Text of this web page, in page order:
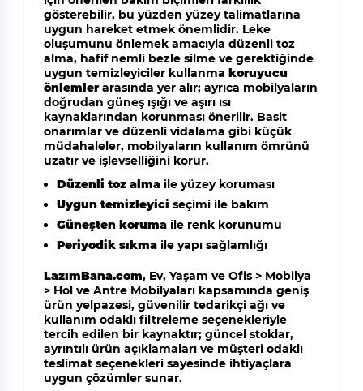
gösterebilir, bu yüzden yüzey talimatlarına
uygun hareket etmek önemlidir. Leke
oluşumunu önlemek amacıyla düzenli toz
alma, hafif nemli bezle silme ve gerektiğinde
uygun temizleyiciler kullanma koruyucu
önlemlerarasında yer alır; ayrıca mobilyaların
doğrudan güneş ışığı ve aşırı ısı
kaynaklarından korunması önerilir. Basit
onarımlar ve düzenli vidalama gibi küçük
müdahaleler, mobilyaların kullanım ömrünü
uzatır ve işlevselliğini korur.
Düzenli toz almaile yüzey koruması
Uygun temizleyici seçimi ile bakım
Güneşten korumaile renk korunumu
Periyodik sıkmaile yapı sağlamlığı
LazımBana.com, Ev, Yaşam ve Ofis > Mobilya
> Hol ve Antre Mobilyaları kapsamında geniş
ürün yelpazesi, güvenilir tedarikçi ağı ve
kullanım odaklı filtreleme seçenekleriyle
tercih edilen bir kaynaktır; güncel stoklar,
ayrıntılı ürün açıklamaları ve müşteri odaklı
teslimat seçenekleri sayesinde ihtiyaçlara
uygun çözümler sunar.